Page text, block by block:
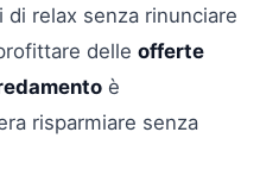
relax senza rinunciare
delle offerte
è
risparmiare senza